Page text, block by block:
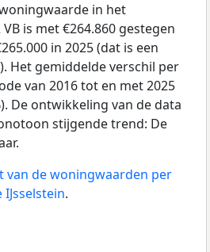
in het
is met €264.860 gestegen
in 2025 (dat is een
Het gemiddelde verschil per
van 2016 tot en met 2025
De ontwikkeling van de data
stijgende trend: De
van de woningwaarden per
.